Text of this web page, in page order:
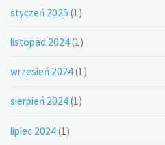
styczeń 2025 (1)
listopad 2024(1)
wrzesień 2024(1)
sierpień 2024(1)
lipiec 2024(1)